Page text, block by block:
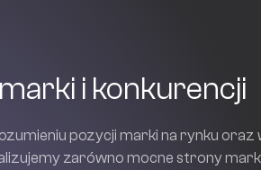
i konkurencji
pozycji marki na rynku oraz
zarówno mocne strony